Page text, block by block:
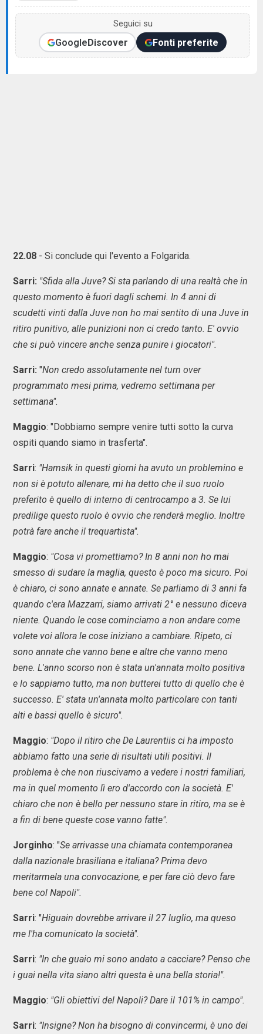
Seguici su
GoogleDiscover Fonti preferite
22.08 - Si conclude qui l'evento a Folgarida.
Sarri: "Sfida alla Juve? Si sta parlando di una realtà che in
questo momento è fuori dagli schemi. In 4 anni di
scudetti vinti dalla Juve non ho mai sentito di una Juve in
ritiro punitivo, alle punizioni non ci credo tanto. E' ovvio
che si può vincere anche senza punire i giocatori".
Sarri: "Non credo assolutamente nel turn over
programmato mesi prima, vedremo settimana per
settimana".
Maggio: "Dobbiamo sempre venire tutti sotto la curva
ospiti quando siamo in trasferta".
Sarri: "Hamsik in questi giorni ha avuto un problemino e
non si è potuto allenare, mi ha detto che il suo ruolo
preferito è quello di interno di centrocampo a 3. Se lui
predilige questo ruolo è ovvio che renderà meglio. Inoltre
potrà fare anche il trequartista".
Maggio: "Cosa vi promettiamo? In 8 anni non ho mai
smesso di sudare la maglia, questo è poco ma sicuro. Poi
è chiaro, ci sono annate e annate. Se parliamo di 3 anni fa
quando c'era Mazzarri, siamo arrivati 2° e nessuno diceva
niente. Quando le cose cominciamo a non andare come
volete voi allora le cose iniziano a cambiare. Ripeto, ci
sono annate che vanno bene e altre che vanno meno
bene. L'anno scorso non è stata un'annata molto positiva
e lo sappiamo tutto, ma non butterei tutto di quello che è
successo. E' stata un'annata molto particolare con tanti
alti e bassi quello è sicuro".
Maggio: "Dopo il ritiro che De Laurentiis ci ha imposto
abbiamo fatto una serie di risultati utili positivi. Il
problema è che non riuscivamo a vedere i nostri familiari,
ma in quel momento lì ero d'accordo con la società. E'
chiaro che non è bello per nessuno stare in ritiro, ma se è
a fin di bene queste cose vanno fatte".
Jorginho: "Se arrivasse una chiamata contemporanea
dalla nazionale brasiliana e italiana? Prima devo
meritarmela una convocazione, e per fare ciò devo fare
bene col Napoli".
Sarri: "Higuain dovrebbe arrivare il 27 luglio, ma queso
me l'ha comunicato la società".
Sarri: "In che guaio mi sono andato a cacciare? Penso che
i guai nella vita siano altri questa è una bella storia!".
Maggio: "Gli obiettivi del Napoli? Dare il 101% in campo".
Sarri: "Insigne? Non ha bisogno di convincermi, è uno dei